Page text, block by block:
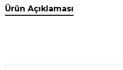
Ürün Açıklaması